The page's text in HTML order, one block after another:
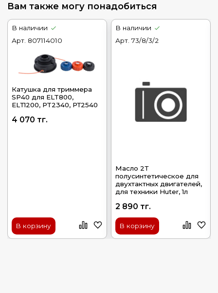
Вам также могу понадобиться
В наличии
Арт. 807114010
Катушка для триммера
SP40 для ELT800,
ELТ1200, PT2340, РТ2540
4 070 тг.
В корзину
В наличии
Арт. 73/8/3/2
Масло 2Т
полусинтетическое для
двухтактных двигателей,
для техники Huter, 1л
2 890 тг.
В корзину